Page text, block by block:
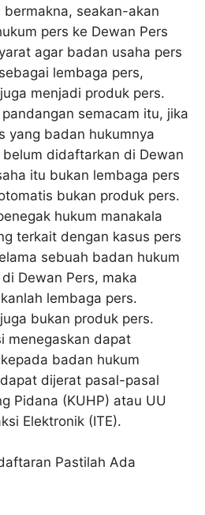
bermakna, seakan-akan
pers ke Dewan Pers
agar badan usaha pers
lembaga pers,
menjadi produk pers.
semacam itu, jika
yang badan hukumnya
didaftarkan di Dewan
itu bukan lembaga pers
bukan produk pers.
hukum manakala
terkait dengan kasus pers
sebuah badan hukum
Dewan Pers, maka
lembaga pers.
bukan produk pers.
menegaskan dapat
badan hukum
dijerat pasal-pasal
Pidana (KUHP) atau UU
Elektronik (ITE).
Pastilah Ada